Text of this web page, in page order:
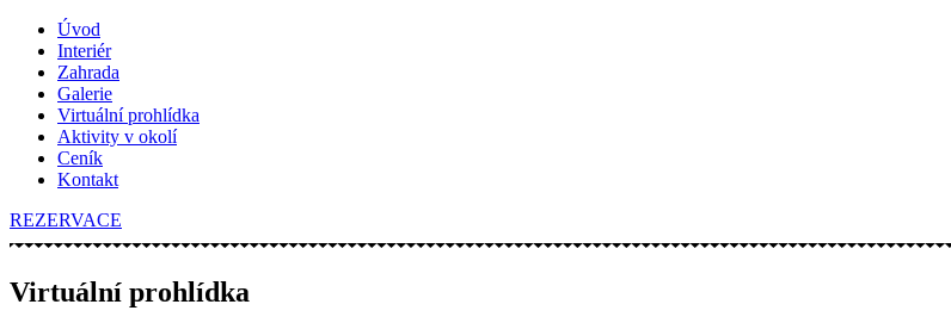
Úvod
Interiér
Zahrada
Galerie
Virtuální prohlídka
Aktivity v okolí
Ceník
Kontakt
REZERVACE
Virtuální prohlídka